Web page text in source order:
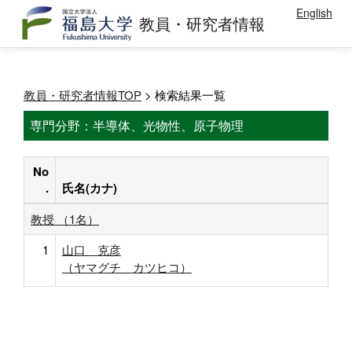
教員・研究者情報 English
教員・研究者情報TOP > 検索結果一覧
専門分野：半導体、光物性、原子物理
No
.
氏名(カナ)
教授 （1名）
1
山口 克彦
（ヤマグチ カツヒコ）